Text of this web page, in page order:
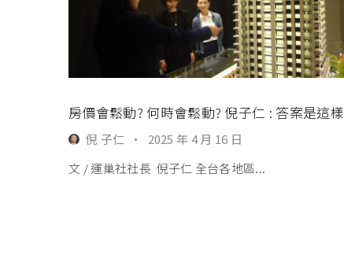
房價會鬆動? 何時會鬆動? 倪子仁 : 答案是這樣
倪 子仁 ·
2025 年 4 月 16 日
文 / 運巢社社長 倪子仁 全台各地區...